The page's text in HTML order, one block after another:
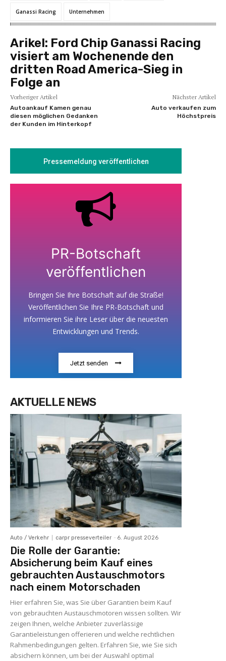
Ganassi Racing Unternehmen
Arikel: Ford Chip Ganassi Racing
visiert am Wochenende den
dritten Road America-Sieg in
Folge an
Vorheriger Artikel
Autoankauf Kamen genau
diesen möglichen Gedanken
der Kunden im Hinterkopf
Nächster Artikel
Auto verkaufen zum
Höchstpreis
Pressemeldung veröffentlichen
PR-Botschaft
veröffentlichen
Bringen Sie Ihre Botschaft auf die Straße!
Veröffentlichen Sie Ihre PR-Botschaft und
informieren Sie ihre Leser über die neuesten
Entwicklungen und Trends.
Jetzt senden
AKTUELLE NEWS
Auto / Verkehr carpr presseverteiler - 6. August 2026
Die Rolle der Garantie:
Absicherung beim Kauf eines
gebrauchten Austauschmotors
nach einem Motorschaden
Hier erfahren Sie, was Sie über Garantien beim Kauf
von gebrauchten Austauschmotoren wissen sollten. Wir
zeigen Ihnen, welche Anbieter zuverlässige
Garantieleistungen offerieren und welche rechtlichen
Rahmenbedingungen gelten. Erfahren Sie, wie Sie sich
absichern können, um bei der Auswahl optimal